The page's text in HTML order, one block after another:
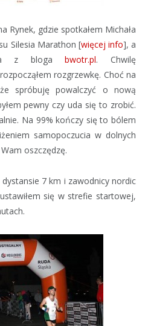
Rynek, gdzie spotkałem Michała
Silesia Marathon [więcej info], a
z blogabwotr.pl. Chwilę
rozgrzewkę. Choć na
spróbuję powalczyć o nową
pewny czy uda się to zrobić.
Na 99% kończy się to bólem
samopoczucia w dolnych
oszczędzę.
7 km i zawodnicy nordic
się w strefie startowej,